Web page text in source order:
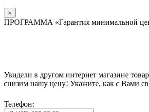
×
ПРОГРАММА «Гарантия минимальной
Увидели в другом интернет магазине
снизим нашу цену! Укажите, как с Вами
Телефон: